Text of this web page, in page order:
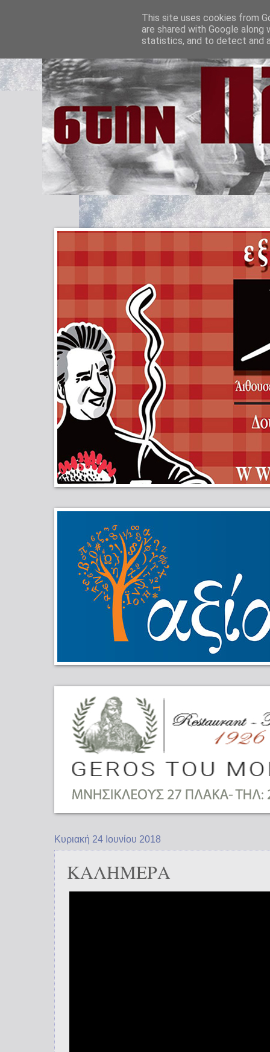
Κυριακή 24 Ιουνίου 2018
ΚΑΛΗΜΕΡΑ
This site uses cookies from
are shared with Google
statistics, and to detect and